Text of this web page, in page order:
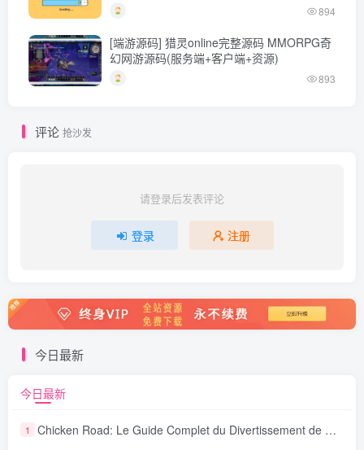
894
[端游源码] 猎灵online完整源码 MMORPG奇
幻网游源码(服务端+客户端+资源)
893
评论 抢沙发
请登录后发表评论
登录 注册
今日最新
今日最新
1 Chicken Road: Le Guide Complet du Divertissement de Maison de Jeu Stratégique